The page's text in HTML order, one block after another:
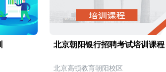
北京朝阳银行招聘考试培训课程
北京高顿教育朝阳校区